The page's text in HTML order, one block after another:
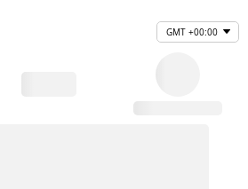
GMT +00:00